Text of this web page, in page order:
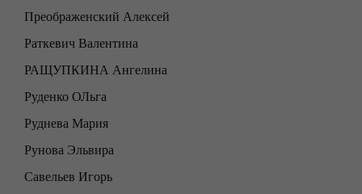
Преображенский Алексей
Раткевич Валентина
РАЩУПКИНА Ангелина
Руденко ОЛьга
Руднева Мария
Рунова Эльвира
Савельев Игорь